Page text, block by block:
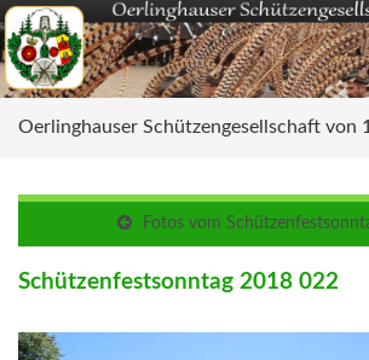
Oerlinghauser Schützengesellschaft von
Fotos vom
Schützenfestsonntag 2018 022